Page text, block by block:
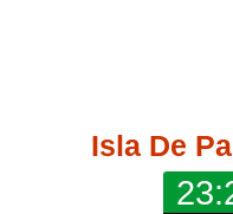
Isla De